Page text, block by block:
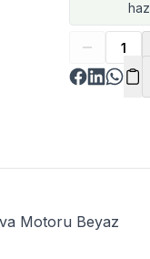
Motoru Beyaz